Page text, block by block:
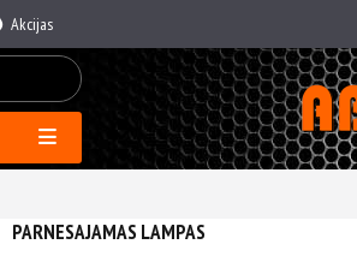
Akcijas
PARNESAJAMAS LAMPAS